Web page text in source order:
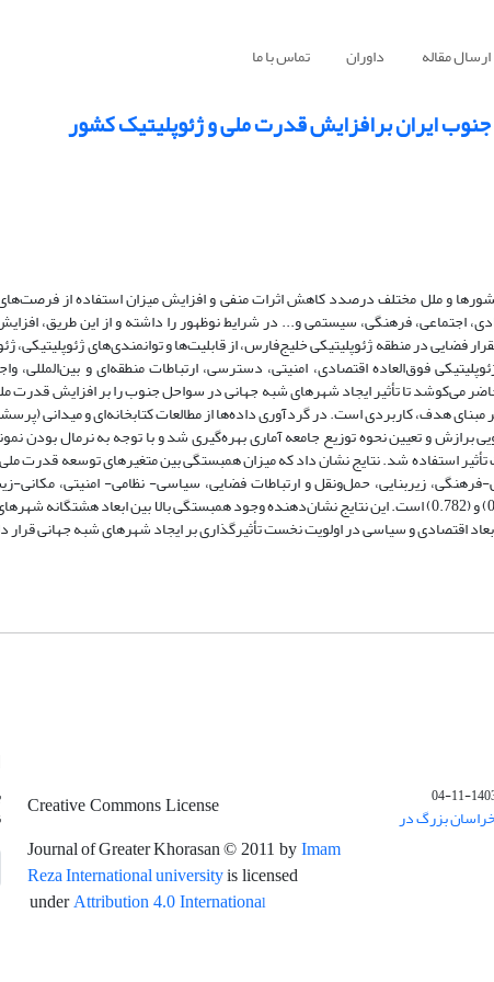
ارسال مقاله داوران تماس با ما
ایران برافزایش قدرت ملی و ژئوپلیتیک کشور
و ملل مختلف درصدد کاهش اثرات منفی و افزایش میزان استفاده از
اجتماعی، فرهنگی، سیستمی و... در شرایط نوظهور را داشته و از این طریق،
فضایی در منطقه ژئوپلیتیکی خلیج‌فارس، از قابلیت‌ها و توانمندی‌های ژئوپلیتیکی،
فوق‌العاده اقتصادی، امنیتی، دسترسی، ارتباطات منطقه‌ای و بین‌المللی،
می‌کوشد تا تأثیر ایجاد شهرهای شبه جهانی در سواحل جنوب را بر افزایش قدرت
هدف، کاربردی است. در گردآوری داده‌ها از مطالعات کتابخانه‌ای و میدانی
و تعیین نحوه توزیع جامعه آماری بهره‌گیری شد و با توجه به نرمال بودن
استفاده شد. نتایج نشان داد که میزان همبستگی بین متغیرهای توسعه قدرت ملی
زیربنایی، حمل‌ونقل و ارتباطات فضایی، سیاسی- نظامی- امنیتی،
ترتیب برابر اعداد (0.863)، (0.718)، (0.698)، (0.723)، (0.799)، (0.759)، (0.801) و (0.782) است. این نتایج نشان‌دهنده وجود همبستگی بالا بین ابعاد
اقتصادی و سیاسی در اولویت نخست تأثیرگذاری بر ایجاد شهرهای شبه جهانی قرار
1403-
بزرگ در Creative Commons License
Journal of Greater Khorasan© 2011 by Imam
Reza International universityis licensed
underAttribution 4.0 International